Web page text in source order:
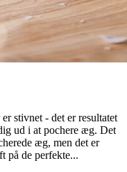
stivnet - det er resultatet
ud i at pochere æg. Det
æg, men det er
på de perfekte...